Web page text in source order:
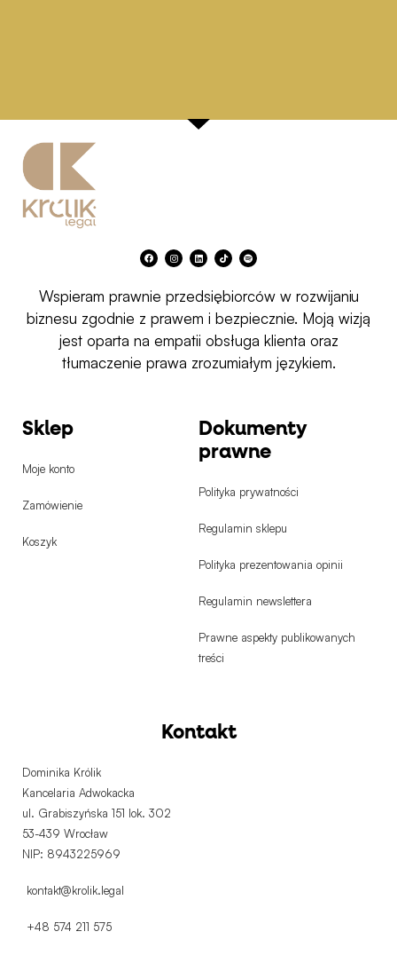
F
a
c
o
o
I
n
s
g
r
m
L
i
n
d
i
T
i
k
k
S
p
o
f
y
Wspieram prawnie przedsiębiorców w rozwijaniu
biznesu zgodnie z prawem i bezpiecznie. Moją wizją
jest oparta na empatii obsługa klienta oraz
tłumaczenie prawa zrozumiałym językiem.
Sklep
Moje konto
Zamówienie
Koszyk
Dokumenty
prawne
Polityka prywatności
Regulamin sklepu
Polityka prezentowania opinii
Regulamin newslettera
Prawne aspekty publikowanych
treści
Kontakt
Dominika Królik
Kancelaria Adwokacka
ul. Grabiszyńska 151 lok. 302
53-439 Wrocław
NIP: 8943225969
kontakt@krolik.legal
+48 574 211 575